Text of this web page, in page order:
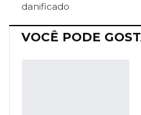
danificado
VOCÊ PODE